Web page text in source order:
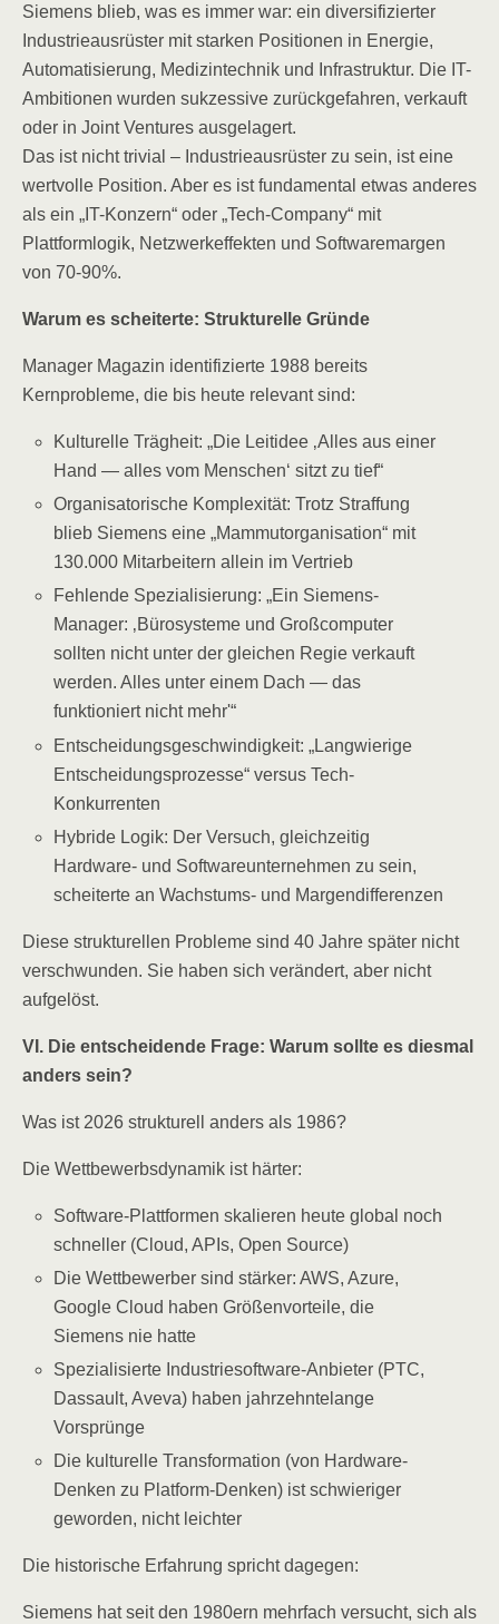
Siemens blieb, was es immer war: ein diversifizierter
Industrieausrüster mit starken Positionen in Energie,
Automatisierung, Medizintechnik und Infrastruktur. Die IT-
Ambitionen wurden sukzessive zurückgefahren, verkauft
oder in Joint Ventures ausgelagert.
Das ist nicht trivial – Industrieausrüster zu sein, ist eine
wertvolle Position. Aber es ist fundamental etwas anderes
als ein „IT-Konzern“ oder „Tech-Company“ mit
Plattformlogik, Netzwerkeffekten und Softwaremargen
von 70-90%.
Warum es scheiterte: Strukturelle Gründe
Manager Magazin identifizierte 1988 bereits
Kernprobleme, die bis heute relevant sind:
Kulturelle Trägheit: „Die Leitidee ‚Alles aus einer
Hand — alles vom Menschen‘ sitzt zu tief“
Organisatorische Komplexität: Trotz Straffung
blieb Siemens eine „Mammutorganisation“ mit
130.000 Mitarbeitern allein im Vertrieb
Fehlende Spezialisierung: „Ein Siemens-
Manager: ‚Bürosysteme und Großcomputer
sollten nicht unter der gleichen Regie verkauft
werden. Alles unter einem Dach — das
funktioniert nicht mehr'“
Entscheidungsgeschwindigkeit: „Langwierige
Entscheidungsprozesse“ versus Tech-
Konkurrenten
Hybride Logik: Der Versuch, gleichzeitig
Hardware- und Softwareunternehmen zu sein,
scheiterte an Wachstums- und Margendifferenzen
Diese strukturellen Probleme sind 40 Jahre später nicht
verschwunden. Sie haben sich verändert, aber nicht
aufgelöst.
VI. Die entscheidende Frage: Warum sollte es diesmal
anders sein?
Was ist 2026 strukturell anders als 1986?
Die Wettbewerbsdynamik ist härter:
Software-Plattformen skalieren heute global noch
schneller (Cloud, APIs, Open Source)
Die Wettbewerber sind stärker: AWS, Azure,
Google Cloud haben Größenvorteile, die
Siemens nie hatte
Spezialisierte Industriesoftware-Anbieter (PTC,
Dassault, Aveva) haben jahrzehntelange
Vorsprünge
Die kulturelle Transformation (von Hardware-
Denken zu Platform-Denken) ist schwieriger
geworden, nicht leichter
Die historische Erfahrung spricht dagegen:
Siemens hat seit den 1980ern mehrfach versucht, sich als